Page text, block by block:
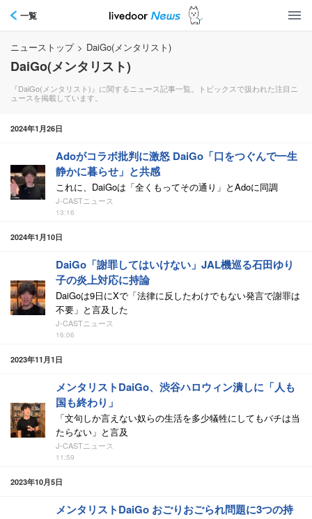
一覧
ニューストップ > DaiGo(メンタリスト)
DaiGo(メンタリスト)
『DaiGo(メンタリスト)』に関するニュース記事一覧。トピックスで扱われた注目ニ
ュースを掲載しています。
2024年1月26日
Adoがコラボ批判に激怒 DaiGo「口をつぐんで一生
静かに暮らせ」と共感
これに、DaiGoは「全くもってその通り」とAdoに同調
J-CASTニュース
13:16
2024年1月10日
DaiGo「謝罪してはいけない」JAL機巡る石田ゆり
子の炎上対応に持論
DaiGoは9日にXで「法律に反したわけでもない発言で謝罪は
不要」と言及した
J-CASTニュース
16:06
2023年11月1日
メンタリストDaiGo、渋谷ハロウィン潰しに「人も
国も終わり」
「文句しか言えない奴らの生活を多少犠牲にしてもバチは当
たらない」と言及
J-CASTニュース
11:59
2023年10月5日
メンタリストDaiGo おごりおごられ問題に3つの持